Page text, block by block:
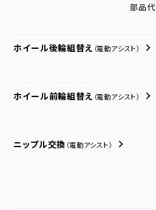
部品代
ホイール後輪組替え （電動アシスト）
ホイール前輪組替え （電動アシスト）
ニップル交換 （電動アシスト）